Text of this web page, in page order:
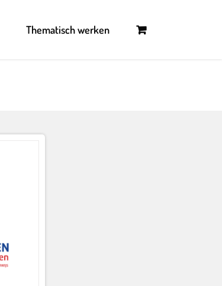
Thematisch werken